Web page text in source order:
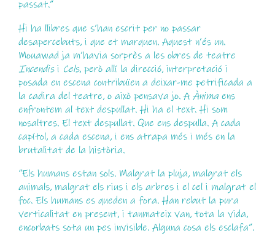
passat.”
Hi ha llibres que s’han escrit per no passar
desapercebuts, i que et marquen. Aquest n’és un.
Mouawad ja m’havia sorprès a les obres de teatre
Incendisi Cels, però allí la direcció, interpretació i
posada en escena contribuïen a deixar-me petrificada a
la cadira del teatre, o això pensava jo. A Ànimaens
enfrontem al text despullat. Hi ha el text. Hi som
nosaltres. El text despullat. Que ens despulla. A cada
capítol, a cada escena, i ens atrapa més i més en la
brutalitat de la història.
“Els humans estan sols. Malgrat la pluja, malgrat els
animals, malgrat els rius i els arbres i el cel i malgrat el
foc. Els humans es queden a fora. Han rebut la pura
verticalitat en present, i tanmateix van, tota la vida,
encorbats sota un pes invisible. Alguna cosa els esclafa”.